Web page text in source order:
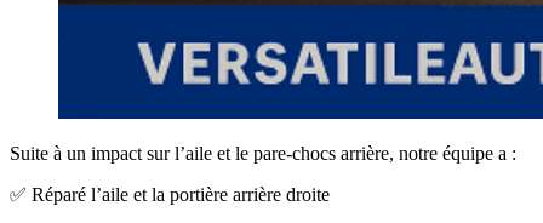
Suite à un impact sur l’aile et le pare-chocs arrière, notre équipe a :
✅ Réparé l’aile et la portière arrière droite